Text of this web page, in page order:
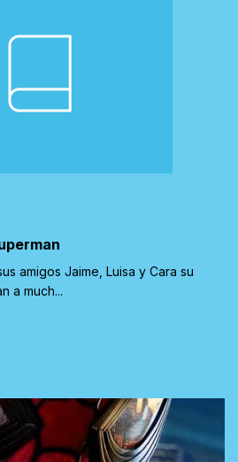
amigos Jaime, Luisa y Cara su
a much...